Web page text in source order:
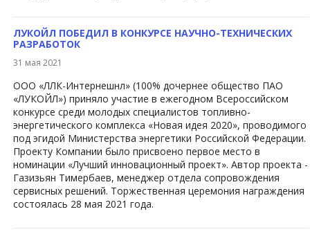
ЛУКОЙЛ ПОБЕДИЛ В КОНКУРСЕ НАУЧНО-ТЕХНИЧЕСКИХ
РАЗРАБОТОК
31 мая 2021
ООО «ЛЛК-Интернешнл» (100% дочернее общество ПАО
«ЛУКОЙЛ») приняло участие в ежегодном Всероссийском
конкурсе среди молодых специалистов топливно-
энергетического комплекса «Новая идея 2020», проводимого
под эгидой Министерства энергетики Российской Федерации.
Проекту Компании было присвоено первое место в
номинации «Лучший инновационный проект». Автор проекта -
Газизьян Тимербаев, менеджер отдела сопровождения
сервисных решений. Торжественная церемония награждения
состоялась 28 мая 2021 года.